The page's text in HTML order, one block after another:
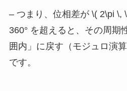
– つまり、位相差が \( 2\pi \,
360° を超えると、その周期
囲内」に戻す（モジュロ演
です。